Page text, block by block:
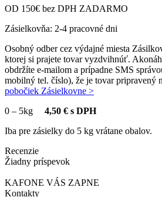
OD 150€ bez DPH ZADARMO
Zásielkovňa: 2-4 pracovné dni
Osobný odber cez výdajné miesta
ktorej si prajete tovar vyzdvihnúť.
obdržíte e-mailom a prípadne SMS
mobilný tel. číslo), že je tovar pripravený
pobočiek Zásielkovne >
0 – 5kg 4,50 € s DPH
Iba pre zásielky do 5 kg vrátane obalov.
Recenzie
Žiadny príspevok
KAFONE VÁS ZAPNE
Kontakty